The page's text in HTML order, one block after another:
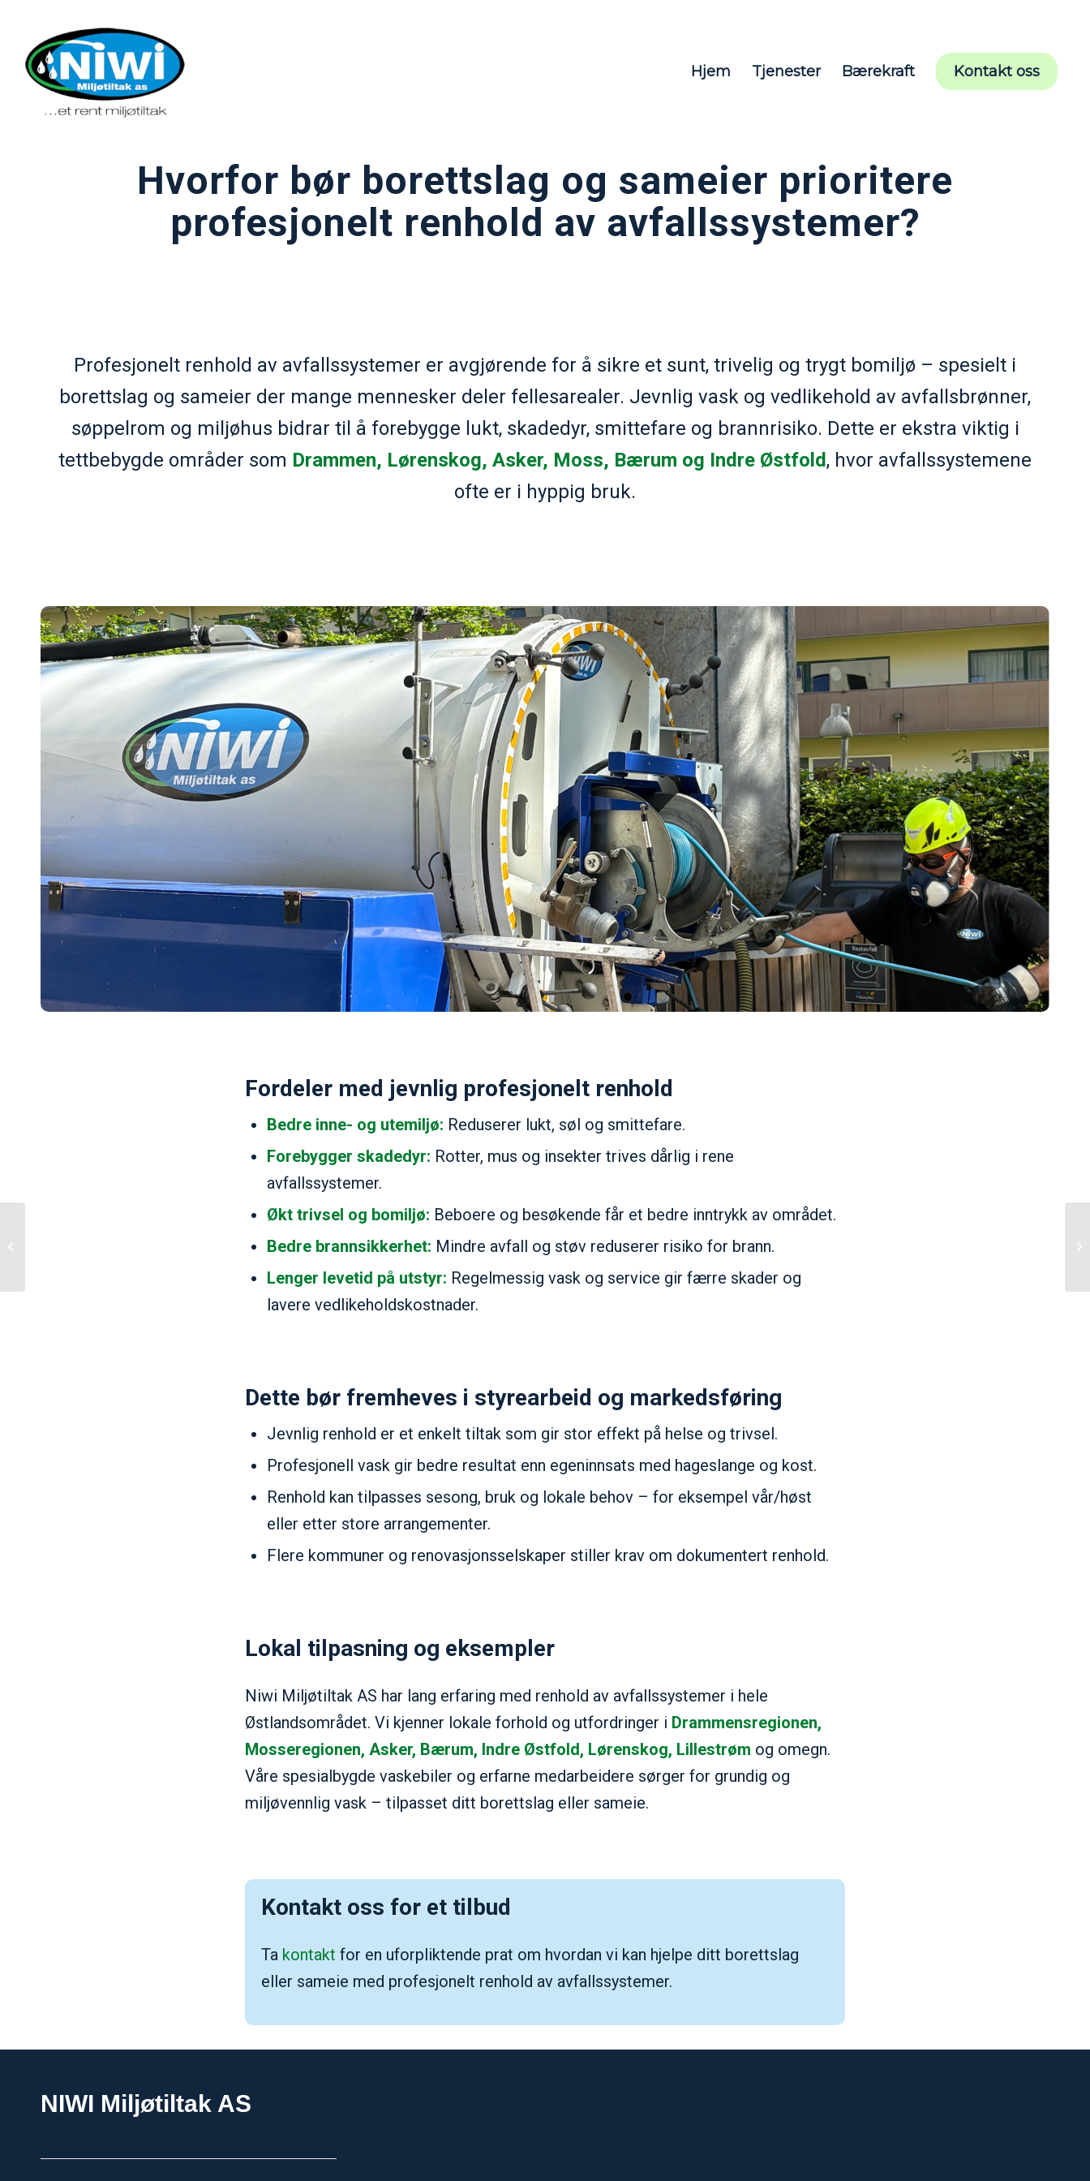
Hjem Tjenester Bærekraft Kontakt oss
Hvorfor bør borettslag og sameier prioritere
profesjonelt renhold av avfallssystemer?
Profesjonelt renhold av avfallssystemer er avgjørende for å sikre et sunt, trivelig og trygt bomiljø – spesielt i
borettslag og sameier der mange mennesker deler fellesarealer. Jevnlig vask og vedlikehold av avfallsbrønner,
søppelrom og miljøhus bidrar til å forebygge lukt, skadedyr, smittefare og brannrisiko. Dette er ekstra viktig i
tettbebygde områder som Drammen, Lørenskog, Asker, Moss, Bærum og Indre Østfold, hvor avfallssystemene
ofte er i hyppig bruk.
Fordeler med jevnlig profesjonelt renhold
Bedre inne- og utemiljø: Reduserer lukt, søl og smittefare.
Forebygger skadedyr: Rotter, mus og insekter trives dårlig i rene
avfallssystemer.
Økt trivsel og bomiljø: Beboere og besøkende får et bedre inntrykk av området.
Bedre brannsikkerhet: Mindre avfall og støv reduserer risiko for brann.
Lenger levetid på utstyr: Regelmessig vask og service gir færre skader og
lavere vedlikeholdskostnader.
Dette bør fremheves i styrearbeid og markedsføring
Jevnlig renhold er et enkelt tiltak som gir stor effekt på helse og trivsel.
Profesjonell vask gir bedre resultat enn egeninnsats med hageslange og kost.
Renhold kan tilpasses sesong, bruk og lokale behov – for eksempel vår/høst
eller etter store arrangementer.
Flere kommuner og renovasjonsselskaper stiller krav om dokumentert renhold.
Lokal tilpasning og eksempler
Niwi Miljøtiltak AS har lang erfaring med renhold av avfallssystemer i hele
Østlandsområdet. Vi kjenner lokale forhold og utfordringer i Drammensregionen,
Mosseregionen, Asker, Bærum, Indre Østfold, Lørenskog, Lillestrøm og omegn.
Våre spesialbygde vaskebiler og erfarne medarbeidere sørger for grundig og
miljøvennlig vask – tilpasset ditt borettslag eller sameie.
Kontakt oss for et tilbud
Ta kontakt for en uforpliktende prat om hvordan vi kan hjelpe ditt borettslag
eller sameie med profesjonelt renhold av avfallssystemer.
NIWI Miljøtiltak AS